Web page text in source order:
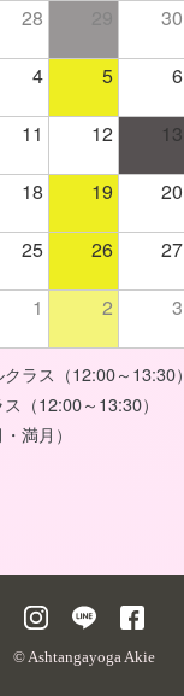
28 30
4 5 6
11 12 13
18 19 20
25 26 27
1 2 3
ラス（12:00～13:30）
（12:00～13:30）
満月）
© Ashtangayoga Akie